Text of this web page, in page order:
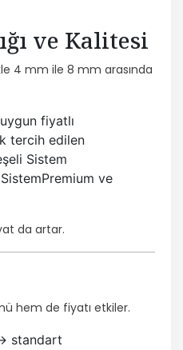
ve Kalitesi
4 mm ile 8 mm arasında
fiyatlı
tercih edilen
Sistem
SistemPremium ve
da artar.
hem de fiyatı etkiler.
standart